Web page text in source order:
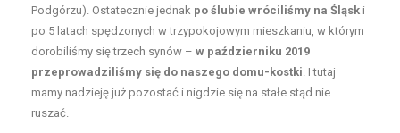
Podgórzu). Ostatecznie jednak po ślubie wróciliśmy na Śląsk i
po 5 latach spędzonych w trzypokojowym mieszkaniu, w którym
dorobiliśmy się trzech synów – w październiku 2019
przeprowadziliśmy się do naszego domu-kostki. I tutaj
mamy nadzieję już pozostać i nigdzie się na stałe stąd nie
ruszać.